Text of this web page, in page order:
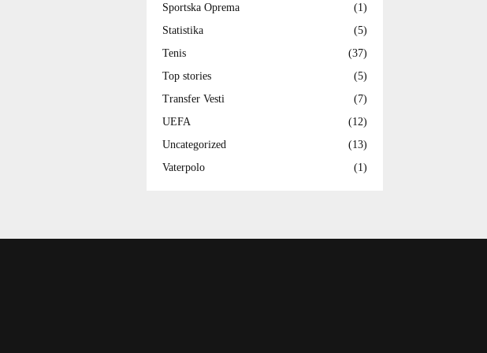
Sportska Oprema
(1)
Statistika
(5)
Tenis
(37)
Top stories
(5)
Transfer Vesti
(7)
UEFA
(12)
Uncategorized
(13)
Vaterpolo
(1)